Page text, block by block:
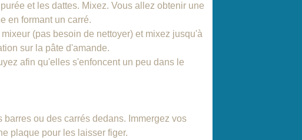
et les dattes. Mixez. Vous allez obtenir une
en formant un carré.
(pas besoin de nettoyer) et mixez jusqu'à
sur la pâte d'amande.
afin qu'elles s'enfoncent un peu dans le
ou des carrés dedans. Immergez vos
plaque pour les laisser figer.